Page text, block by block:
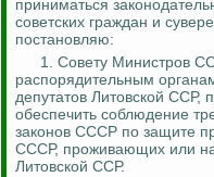
приниматься
советских граждан и
постановляю:
1. Совету Министров
распорядительным
депутатов Литовской ССР,
обеспечить соблюдение
законов СССР по защите
СССР, проживающих или
Литовской ССР.